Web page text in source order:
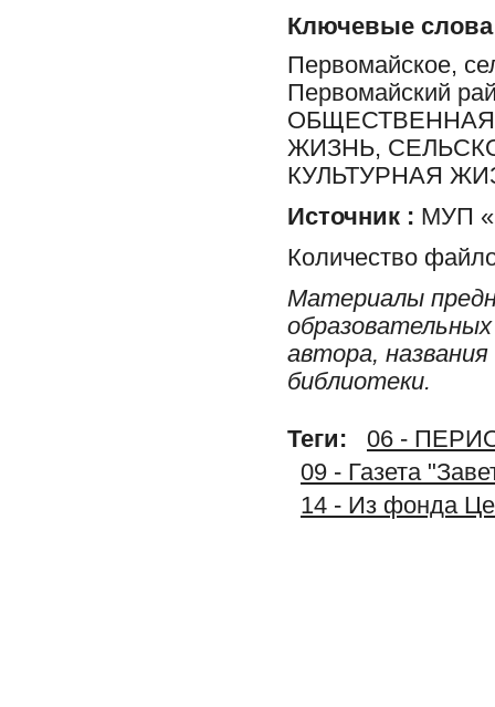
Ключевые слова
Первомайское,
Первомайский
ЖИЗНЬ,
КУЛЬТУРНАЯ
Источник : МУП
Количество
Материалы
автора,
библиотеки.
Теги:
06 -
09 - Газета
14 - Из фонда